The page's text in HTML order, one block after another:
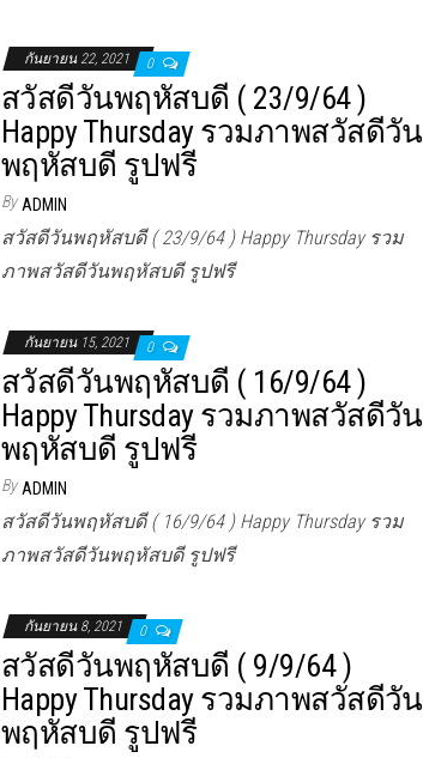
กันยายน 22, 2021 0
สวัสดีวันพฤหัสบดี ( 23/9/64 )
Happy Thursday รวมภาพสวัสดีวัน
พฤหัสบดี รูปฟรี
By ADMIN
สวัสดีวันพฤหัสบดี ( 23/9/64 ) Happy Thursday รวม
ภาพสวัสดีวันพฤหัสบดี รูปฟรี
กันยายน 15, 2021 0
สวัสดีวันพฤหัสบดี ( 16/9/64 )
Happy Thursday รวมภาพสวัสดีวัน
พฤหัสบดี รูปฟรี
By ADMIN
สวัสดีวันพฤหัสบดี ( 16/9/64 ) Happy Thursday รวม
ภาพสวัสดีวันพฤหัสบดี รูปฟรี
กันยายน 8, 2021 0
สวัสดีวันพฤหัสบดี ( 9/9/64 )
Happy Thursday รวมภาพสวัสดีวัน
พฤหัสบดี รูปฟรี